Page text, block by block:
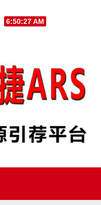
6:50:28 AM